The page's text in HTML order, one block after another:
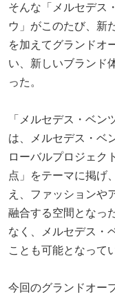
そんな「メルセデス
ウ」がこのたび、新
を加えてグランドオ
い、新しいブランド
った。
「メルセデス・ベン
は、メルセデス・ベ
ローバルプロジェク
点」をテーマに掲げ
え、ファッションや
融合する空間となっ
なく、メルセデス・
ことも可能となって
今回のグランドオー